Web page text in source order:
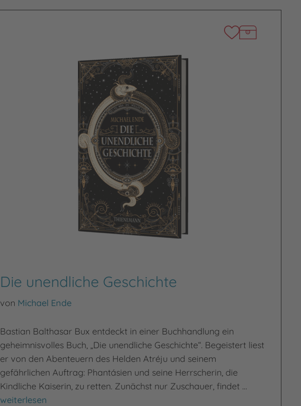
Die unendliche Geschichte
von Michael Ende
Bastian Balthasar Bux entdeckt in einer Buchhandlung ein
geheimnisvolles Buch, „Die unendliche Geschichte“. Begeistert liest
er von den Abenteuern des Helden Atréju und seinem
gefährlichen Auftrag: Phantásien und seine Herrscherin, die
Kindliche Kaiserin, zu retten. Zunächst nur Zuschauer, findet …
Die unendliche Geschichte
weiterlesen